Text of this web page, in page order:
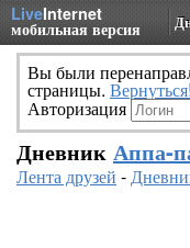
LiveInternet
мобильная версия
Вы были
страницы. Вернуться!
Авторизация
Дневник Аппа-
Лента друзей -